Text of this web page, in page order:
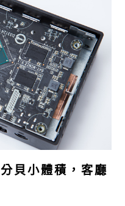
貝小體積，客廳